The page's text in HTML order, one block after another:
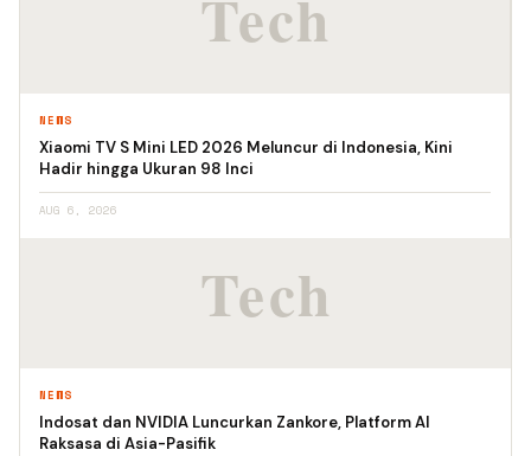
NEWS
Xiaomi TV S Mini LED 2026 Meluncur di Indonesia, Kini
Hadir hingga Ukuran 98 Inci
AUG 6, 2026
NEWS
Indosat dan NVIDIA Luncurkan Zankore, Platform AI
Raksasa di Asia-Pasifik